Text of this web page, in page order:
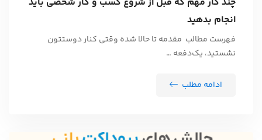
انجام بدهید
فهرست مطالب مقدمه تا حالا شده وقتی کنار دوستتون
نشستید، یک‌دفعه …
ادامه مطلب